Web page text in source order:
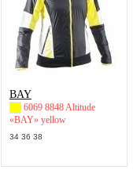
BAY
6069 8848 Altitude
«BAY» yellow
34 36 38